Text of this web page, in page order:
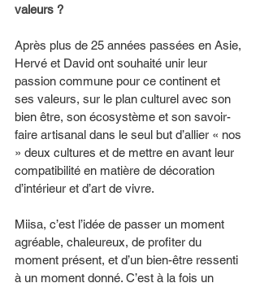
valeurs ?
Après plus de 25 années passées en Asie,
Hervé et David ont souhaité unir leur
passion commune pour ce continent et
ses valeurs, sur le plan culturel avec son
bien être, son écosystème et son savoir-
faire artisanal dans le seul but d’allier « nos
» deux cultures et de mettre en avant leur
compatibilité en matière de décoration
d’intérieur et d’art de vivre.
Miisa, c’est l’idée de passer un moment
agréable, chaleureux, de profiter du
moment présent, et d’un bien-être ressenti
à un moment donné. C’est à la fois un